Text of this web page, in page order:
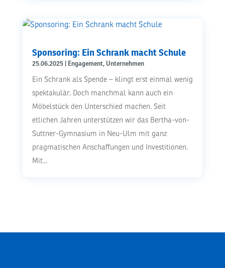
Sponsoring: Ein Schrank macht Schule
25.06.2025| Engagement, Unternehmen
Ein Schrank als Spende – klingt erst einmal wenig
spektakulär. Doch manchmal kann auch ein
Möbelstück den Unterschied machen. Seit
etlichen Jahren unterstützen wir das Bertha-von-
Suttner-Gymnasium in Neu-Ulm mit ganz
pragmatischen Anschaffungen und Investitionen.
Mit...